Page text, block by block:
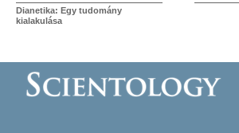
Dianetika: Egy tudomány
kialakulása